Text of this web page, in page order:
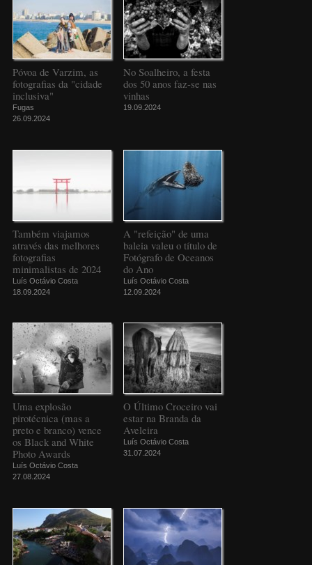
Póvoa de Varzim, as
fotografias da "cidade
inclusiva"
Fugas
26.09.2024
No Soalheiro, a festa
dos 50 anos faz-se nas
vinhas
19.09.2024
Também viajamos
através das melhores
fotografias
minimalistas de 2024
Luís Octávio Costa
18.09.2024
A "refeição" de uma
baleia valeu o título de
Fotógrafo de Oceanos
do Ano
Luís Octávio Costa
12.09.2024
Uma explosão
pirotécnica (mas a
preto e branco) vence
os Black and White
Photo Awards
Luís Octávio Costa
27.08.2024
O Último Croceiro vai
estar na Branda da
Aveleira
Luís Octávio Costa
31.07.2024